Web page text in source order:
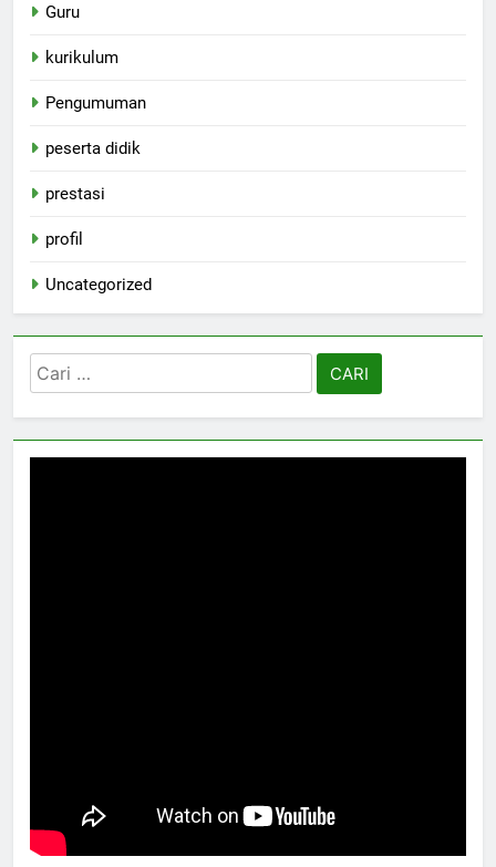
Guru
kurikulum
Pengumuman
peserta didik
prestasi
profil
Uncategorized
Cari
untuk: